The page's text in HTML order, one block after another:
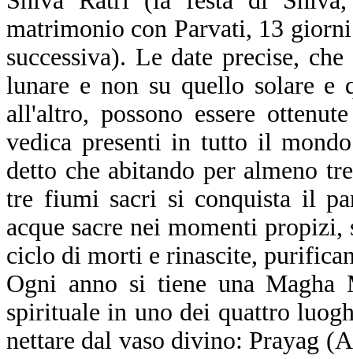
matrimonio con Parvati, 13
successiva). Le date precise,
lunare e non su quello solare e
all'altro, possono essere
vedica presenti in tutto il
detto che abitando per almeno
tre fiumi sacri si conquista il
acque sacre nei momenti
ciclo di morti e rinascite,
Ogni anno si tiene una Magha
spirituale in uno dei quattro
nettare dal vaso divino: Prayag